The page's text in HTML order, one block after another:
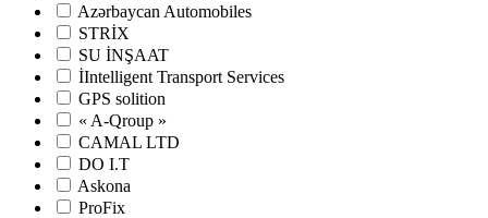
Azərbaycan Automobiles
STRİX
SU İNŞAAT
İIntelligent Transport Services
GPS solition
« A-Qroup »
CAMAL LTD
DO I.T
Askona
ProFix